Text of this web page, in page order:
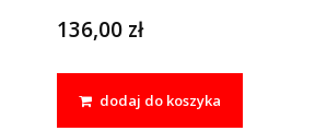
136,00 zł
dodaj do koszyka